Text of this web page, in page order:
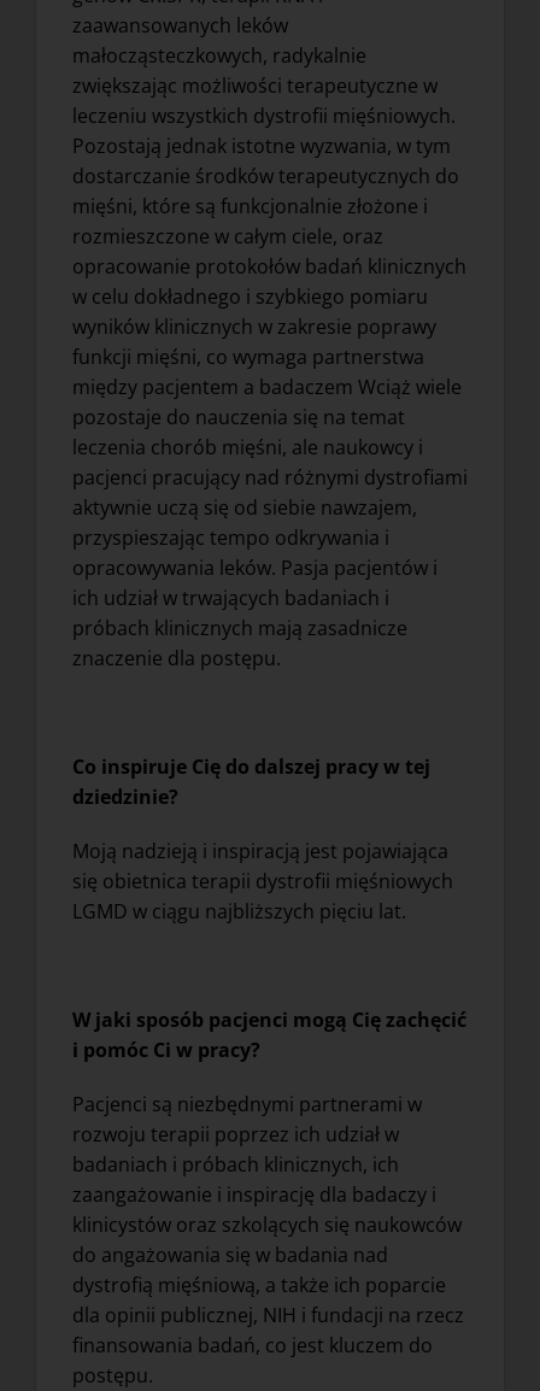
zaawansowanych leków
małocząsteczkowych, radykalnie
zwiększając możliwości terapeutyczne w
leczeniu wszystkich dystrofii mięśniowych.
Pozostają jednak istotne wyzwania, w tym
dostarczanie środków terapeutycznych do
mięśni, które są funkcjonalnie złożone i
rozmieszczone w całym ciele, oraz
opracowanie protokołów badań klinicznych
w celu dokładnego i szybkiego pomiaru
wyników klinicznych w zakresie poprawy
funkcji mięśni, co wymaga partnerstwa
między pacjentem a badaczem Wciąż wiele
pozostaje do nauczenia się na temat
leczenia chorób mięśni, ale naukowcy i
pacjenci pracujący nad różnymi dystrofiami
aktywnie uczą się od siebie nawzajem,
przyspieszając tempo odkrywania i
opracowywania leków. Pasja pacjentów i
ich udział w trwających badaniach i
próbach klinicznych mają zasadnicze
znaczenie dla postępu.
Co inspiruje Cię do dalszej pracy w tej
dziedzinie?
Moją nadzieją i inspiracją jest pojawiająca
się obietnica terapii dystrofii mięśniowych
LGMD w ciągu najbliższych pięciu lat.
W jaki sposób pacjenci mogą Cię zachęcić
i pomóc Ci w pracy?
Pacjenci są niezbędnymi partnerami w
rozwoju terapii poprzez ich udział w
badaniach i próbach klinicznych, ich
zaangażowanie i inspirację dla badaczy i
klinicystów oraz szkolących się naukowców
do angażowania się w badania nad
dystrofią mięśniową, a także ich poparcie
dla opinii publicznej, NIH i fundacji na rzecz
finansowania badań, co jest kluczem do
postępu.